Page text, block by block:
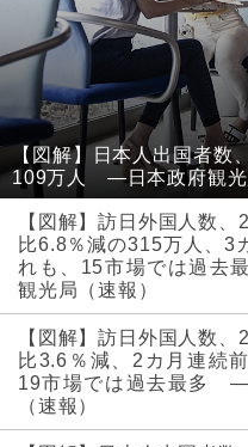
【図解】日本人出国者
109万人 ―日本政府観光
【図解】訪日外国人数
比6.8％減の315万人、3
れも、15市場では過
観光局（速報）
【図解】訪日外国人数
比3.6％減、2カ月連続
19市場では過去最多 ―
（速報）